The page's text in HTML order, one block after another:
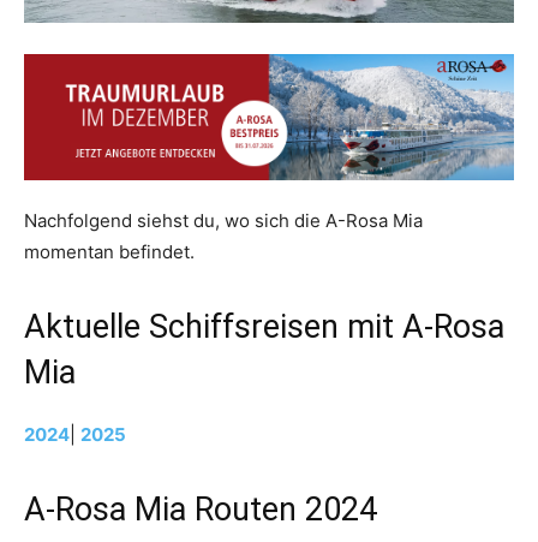
Nachfolgend siehst du, wo sich die A-Rosa Mia
momentan befindet.
Aktuelle Schiffsreisen mit A-Rosa
Mia
2024 2025
A-Rosa Mia Routen 2024